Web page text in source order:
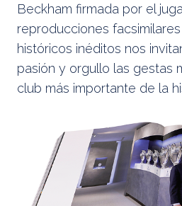
Beckham firmada por el
reproducciones
históricos inéditos nos
pasión y orgullo las gestas
club más importante de la